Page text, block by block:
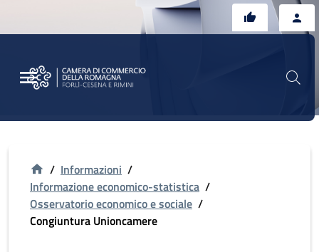
/ Informazioni /
Informazione economico-statistica /
Osservatorio economico e sociale /
Congiuntura Unioncamere